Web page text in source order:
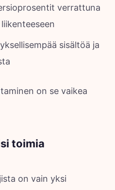
verrattuna
sisältöä ja
on se vaikea
toimia
on vain yksi